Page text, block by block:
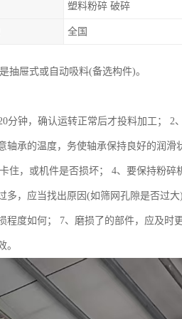
塑料粉碎 破碎
全国
抽屉式或自动吸料(备选构件)。
钟，确认运转正常后才投料加工； 2
承的温度，务使轴承保持良好的润滑
，或机件是否损坏； 4、要保持粉碎
多，应当找出原因(如筛网孔隙是否过
程度如何； 7、磨损了的部件，应及时
。